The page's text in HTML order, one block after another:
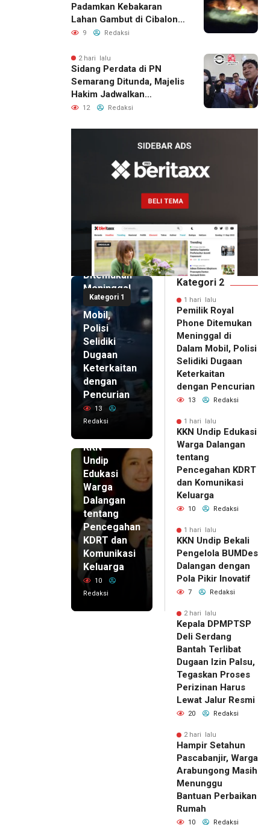
Padamkan Kebakaran
Lahan Gambut di Cibalong,
Permukiman Warga
9 Redaksi
2 hari lalu
Sidang Perdata di PN
Semarang Ditunda, Majelis
Hakim Jadwalkan
Pemanggilan Ulang BPR
12 Redaksi
Kategori 1
1 hari lalu
Pemilik
Royal
Phone
Ditemukan
Meninggal
di Dalam
Mobil,
Polisi
Selidiki
Dugaan
Keterkaitan
dengan
Pencurian
13
Redaksi
KKN
Undip
Edukasi
Warga
Dalangan
tentang
Pencegahan
KDRT dan
Komunikasi
Keluarga
10
Redaksi
Kategori 2
1 hari lalu
Pemilik Royal
Phone Ditemukan
Meninggal di
Dalam Mobil, Polisi
Selidiki Dugaan
Keterkaitan
dengan Pencurian
13 Redaksi
1 hari lalu
KKN Undip Edukasi
Warga Dalangan
tentang
Pencegahan KDRT
dan Komunikasi
Keluarga
10 Redaksi
1 hari lalu
KKN Undip Bekali
Pengelola BUMDes
Dalangan dengan
Pola Pikir Inovatif
7 Redaksi
2 hari lalu
Kepala DPMPTSP
Deli Serdang
Bantah Terlibat
Dugaan Izin Palsu,
Tegaskan Proses
Perizinan Harus
Lewat Jalur Resmi
20 Redaksi
2 hari lalu
Hampir Setahun
Pascabanjir, Warga
Arabungong Masih
Menunggu
Bantuan Perbaikan
Rumah
10 Redaksi